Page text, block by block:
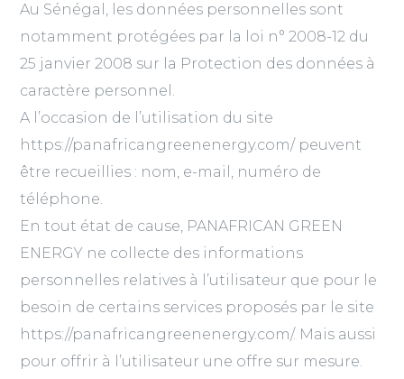
Au Sénégal, les données personnelles sont
notamment protégées par la loi n° 2008-12 du
25 janvier 2008 sur la Protection des données à
caractère personnel.
A l’occasion de l’utilisation du site
https://panafricangreenenergy.com/ peuvent
être recueillies : nom, e-mail, numéro de
téléphone.
En tout état de cause, PANAFRICAN GREEN
ENERGY ne collecte des informations
personnelles relatives à l’utilisateur que pour le
besoin de certains services proposés par le site
https://panafricangreenenergy.com/. Mais aussi
pour offrir à l’utilisateur une offre sur mesure.